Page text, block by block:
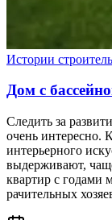
Истории
Дом с
Следить за
очень интересно.
интерьерного
выдерживают,
квартир с годами
рачительных